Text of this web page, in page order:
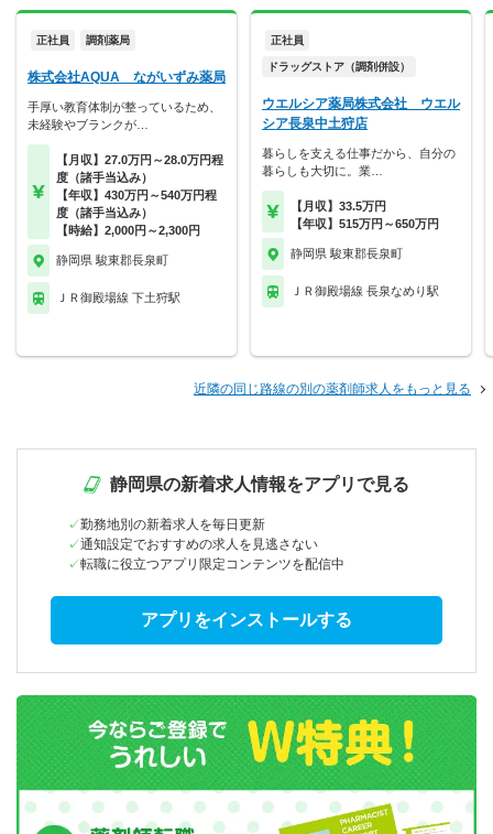
正社員 調剤薬局
株式会社AQUA ながいずみ薬局
手厚い教育体制が整っているため、
未経験やブランクが…
【月収】27.0万円～28.0万円程
度（諸手当込み）
【年収】430万円～540万円程
度（諸手当込み）
【時給】2,000円～2,300円
静岡県 駿東郡長泉町
ＪＲ御殿場線 下土狩駅
正社員
ドラッグストア（調剤併設）
ウエルシア薬局株式会社 ウエル
シア長泉中土狩店
暮らしを支える仕事だから、自分の
暮らしも大切に。業…
【月収】33.5万円
【年収】515万円～650万円
静岡県 駿東郡長泉町
ＪＲ御殿場線 長泉なめり駅
近隣の同じ路線の別の薬剤師求人をもっと見る
静岡県の新着求人情報をアプリで見る
勤務地別の新着求人を毎日更新
通知設定でおすすめの求人を見逃さない
転職に役立つアプリ限定コンテンツを配信中
アプリをインストールする